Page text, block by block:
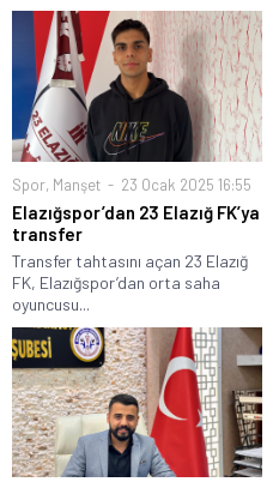
Spor, Manşet 23 Ocak 2025 16:55
Elazığspor’dan 23 Elazığ FK’ya
transfer
Transfer tahtasını açan 23 Elazığ
FK, Elazığspor’dan orta saha
oyuncusu...